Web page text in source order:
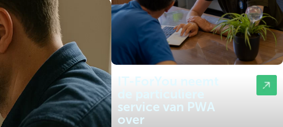
IT-ForYou neemt
service van PWA
over